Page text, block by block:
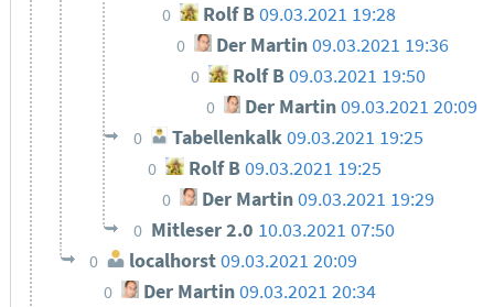
0 Rolf B 09.03.2021 19:28
0 Der Martin09.03.2021 19:36
0 Rolf B09.03.2021 19:50
0 Der Martin09.03.2021 20:09
0 Tabellenkalk09.03.2021 19:25
0 Rolf B09.03.2021 19:25
0 Der Martin09.03.2021 19:29
0 Mitleser 2.0 10.03.2021 07:50
0 localhorst09.03.2021 20:09
0 Der Martin09.03.2021 20:34